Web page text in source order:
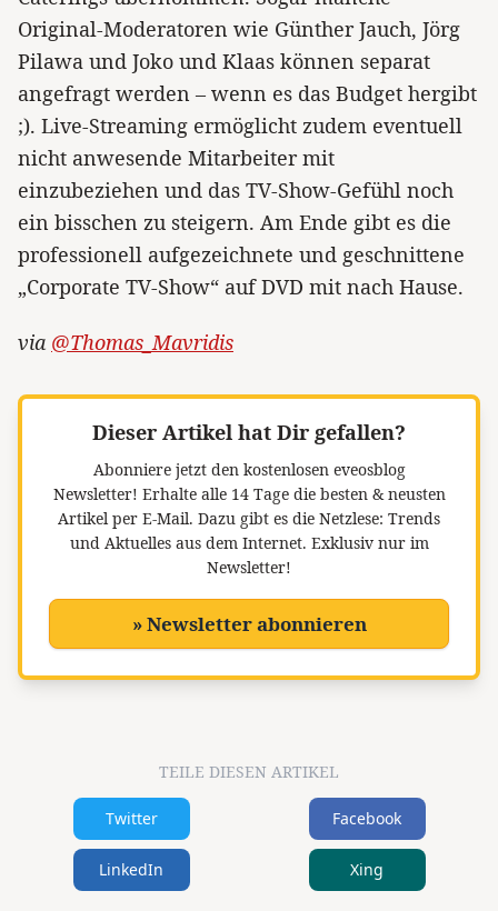
Original-Moderatoren wie Günther Jauch, Jörg
Pilawa und Joko und Klaas können separat
angefragt werden – wenn es das Budget hergibt
;). Live-Streaming ermöglicht zudem eventuell
nicht anwesende Mitarbeiter mit
einzubeziehen und das TV-Show-Gefühl noch
ein bisschen zu steigern. Am Ende gibt es die
professionell aufgezeichnete und geschnittene
„Corporate TV-Show“ auf DVD mit nach Hause.
via @Thomas_Mavridis
Dieser Artikel hat Dir gefallen?
Abonniere jetzt den kostenlosen eveosblog
Newsletter! Erhalte alle 14 Tage die besten & neusten
Artikel per E-Mail. Dazu gibt es die Netzlese: Trends
und Aktuelles aus dem Internet. Exklusiv nur im
Newsletter!
» Newsletter abonnieren
TEILE DIESEN ARTIKEL
Twitter Facebook
LinkedIn Xing